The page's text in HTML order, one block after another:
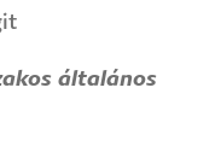
általános